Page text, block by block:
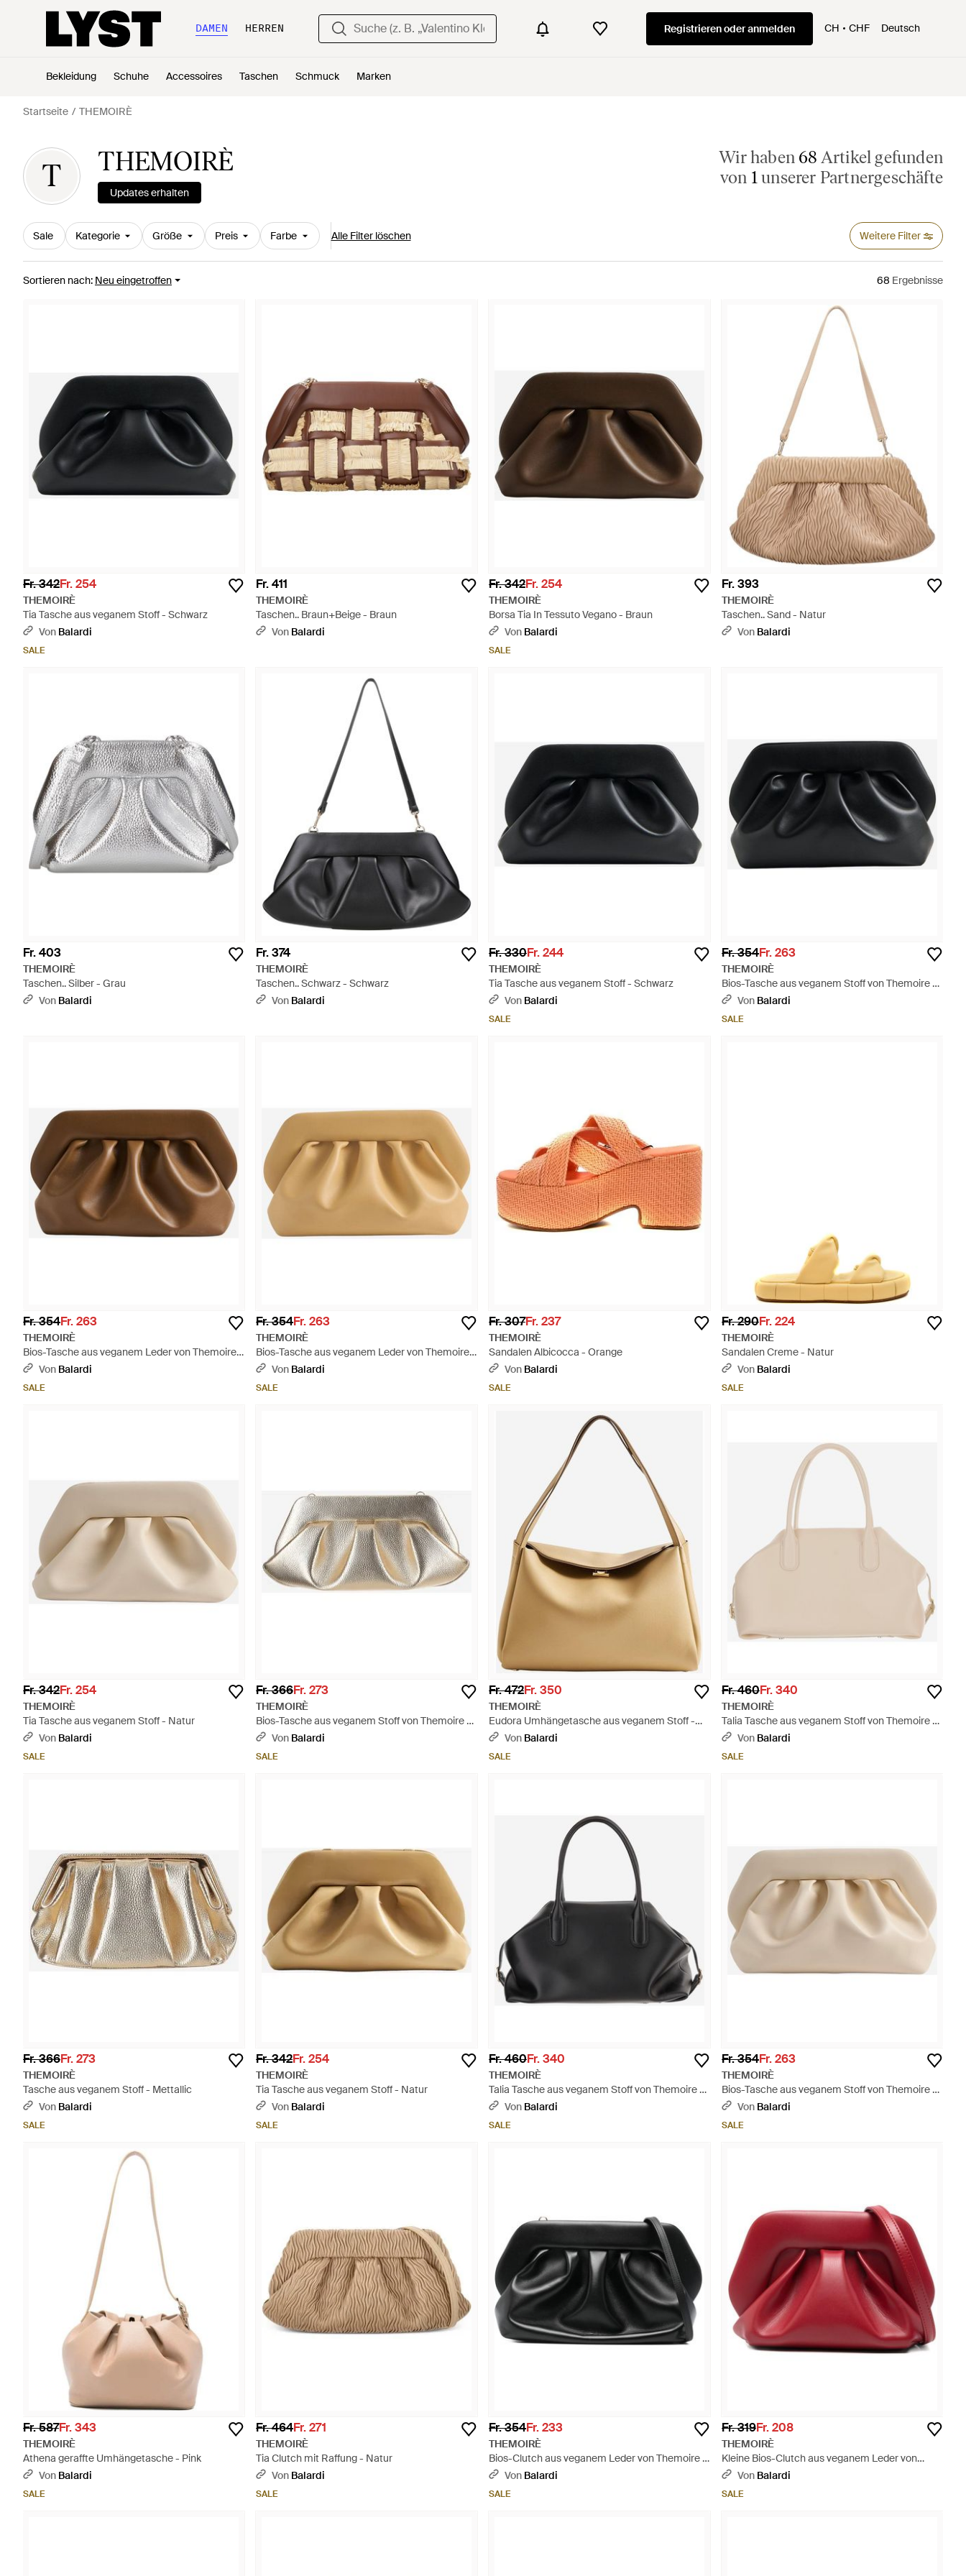
DAMEN HERREN Registrieren oder anmelden CH CHF Deutsch
Bekleidung Schuhe Accessoires Taschen Schmuck Marken
Startseite THEMOIRÈ
T THEMOIRÈ
Updates erhalten
Wir haben 68 Artikel gefunden
von 1unserer Partnergeschäfte
Sale Kategorie Größe Preis Farbe Alle Filter löschen Weitere Filter
Sortieren nach: Neu eingetroffen 68 Ergebnisse
Fr. 342Fr. 254
THEMOIRÈ
Tia Tasche aus veganem Stoff - Schwarz
Von Balardi
SALE
Fr. 411
THEMOIRÈ
Taschen.. Braun+Beige - Braun
Von Balardi
Fr. 342Fr. 254
THEMOIRÈ
Borsa Tia In Tessuto Vegano - Braun
Von Balardi
SALE
Fr. 393
THEMOIRÈ
Taschen.. Sand - Natur
Von Balardi
Fr. 403
THEMOIRÈ
Taschen.. Silber - Grau
Von Balardi
Fr. 374
THEMOIRÈ
Taschen.. Schwarz - Schwarz
Von Balardi
Fr. 330Fr. 244
THEMOIRÈ
Tia Tasche aus veganem Stoff - Schwarz
Von Balardi
SALE
Fr. 354Fr. 263
THEMOIRÈ
Bios-Tasche aus veganem Stoff von Themoire -
Schwarz
Von Balardi
SALE
Fr. 354Fr. 263
THEMOIRÈ
Bios-Tasche aus veganem Leder von Themoire -
Braun
Von Balardi
SALE
Fr. 354Fr. 263
THEMOIRÈ
Bios-Tasche aus veganem Leder von Themoire -
Natur
Von Balardi
SALE
Fr. 307Fr. 237
THEMOIRÈ
Sandalen Albicocca - Orange
Von Balardi
SALE
Fr. 290Fr. 224
THEMOIRÈ
Sandalen Creme - Natur
Von Balardi
SALE
Fr. 342Fr. 254
THEMOIRÈ
Tia Tasche aus veganem Stoff - Natur
Von Balardi
SALE
Fr. 366Fr. 273
THEMOIRÈ
Bios-Tasche aus veganem Stoff von Themoire -
GrauVon Balardi
SALE
Fr. 472Fr. 350
THEMOIRÈ
Eudora Umhängetasche aus veganem Stoff -
Natur
Von Balardi
SALE
Fr. 460Fr. 340
THEMOIRÈ
Talia Tasche aus veganem Stoff von Themoire -
Natur
Von Balardi
SALE
Fr. 366Fr. 273
THEMOIRÈ
Tasche aus veganem Stoff - Mettallic
Von Balardi
SALE
Fr. 342Fr. 254
THEMOIRÈ
Tia Tasche aus veganem Stoff - Natur
Von Balardi
SALE
Fr. 460Fr. 340
THEMOIRÈ
Talia Tasche aus veganem Stoff von Themoire -
Schwarz
Von Balardi
SALE
Fr. 354Fr. 263
THEMOIRÈ
Bios-Tasche aus veganem Stoff von Themoire -
Natur
Von Balardi
SALE
Fr. 587Fr. 343
THEMOIRÈ
Athena geraffte Umhängetasche - Pink
Von Balardi
SALE
Fr. 464Fr. 271
THEMOIRÈ
Tia Clutch mit Raffung - Natur
Von Balardi
SALE
Fr. 354Fr. 233
THEMOIRÈ
Bios-Clutch aus veganem Leder von Themoire -
Schwarz
Von Balardi
SALE
Fr. 319Fr. 208
THEMOIRÈ
Kleine Bios-Clutch aus veganem Leder von
Themoire - Rot
Von Balardi
SALE